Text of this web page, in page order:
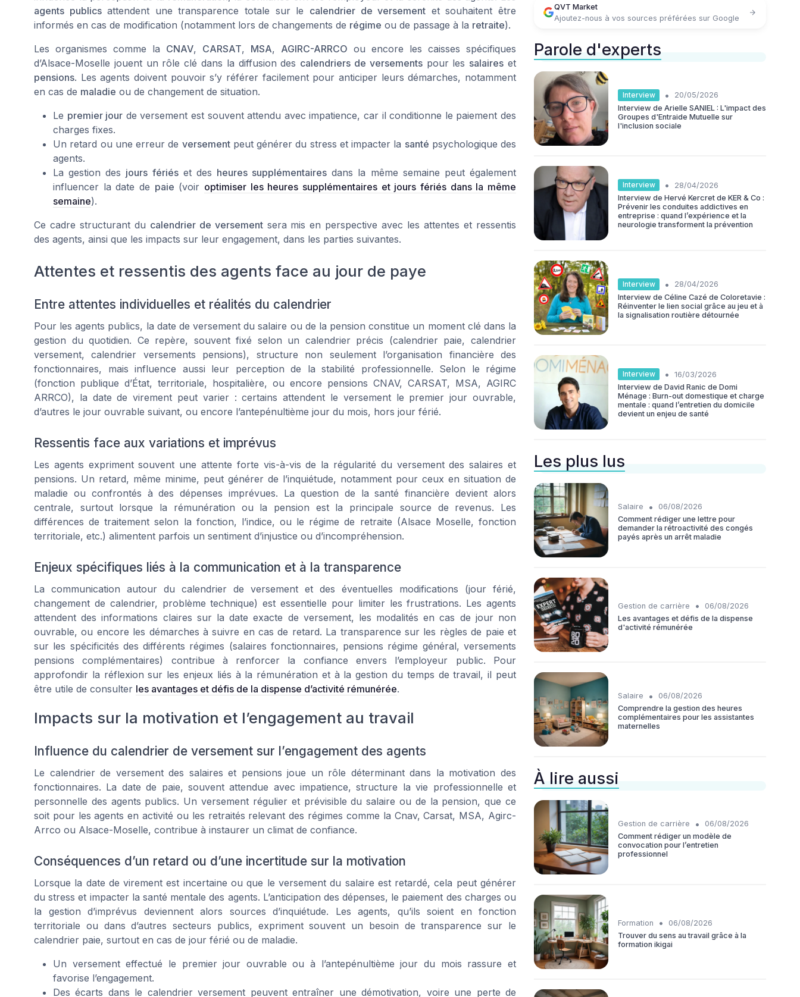
agents publicsattendent une transparence totale sur le calendrier de versement et souhaitent être
informés en cas de modification (notamment lors de changements de régime ou de passage à la retraite).
Les organismes comme la CNAV, CARSAT, MSA, AGIRC-ARRCO ou encore les caisses spécifiques
d’Alsace-Moselle jouent un rôle clé dans la diffusion des calendriers de versementspour les salaires et
pensions. Les agents doivent pouvoir s’y référer facilement pour anticiper leurs démarches, notamment
en cas de maladie ou de changement de situation.
Le premier jour de versement est souvent attendu avec impatience, car il conditionne le paiement des
charges fixes.
Un retard ou une erreur de versementpeut générer du stress et impacter la santé psychologique des
agents.
La gestion des jours fériéset des heures supplémentaires dans la même semaine peut également
influencer la date de paie (voir optimiser les heures supplémentaires et jours fériés dans la même
semaine).
Ce cadre structurant du calendrier de versementsera mis en perspective avec les attentes et ressentis
des agents, ainsi que les impacts sur leur engagement, dans les parties suivantes.
Attentes et ressentis des agents face au jour de paye
Entre attentes individuelles et réalités du calendrier
Pour les agents publics, la date de versement du salaire ou de la pension constitue un moment clé dans la
gestion du quotidien. Ce repère, souvent fixé selon un calendrier précis (calendrier paie, calendrier
versement, calendrier versements pensions), structure non seulement l’organisation financière des
fonctionnaires, mais influence aussi leur perception de la stabilité professionnelle. Selon le régime
(fonction publique d’État, territoriale, hospitalière, ou encore pensions CNAV, CARSAT, MSA, AGIRC
ARRCO), la date de virement peut varier : certains attendent le versement le premier jour ouvrable,
d’autres le jour ouvrable suivant, ou encore l’antepénultième jour du mois, hors jour férié.
Ressentis face aux variations et imprévus
Les agents expriment souvent une attente forte vis-à-vis de la régularité du versement des salaires et
pensions. Un retard, même minime, peut générer de l’inquiétude, notamment pour ceux en situation de
maladie ou confrontés à des dépenses imprévues. La question de la santé financière devient alors
centrale, surtout lorsque la rémunération ou la pension est la principale source de revenus. Les
différences de traitement selon la fonction, l’indice, ou le régime de retraite (Alsace Moselle, fonction
territoriale, etc.) alimentent parfois un sentiment d’injustice ou d’incompréhension.
Enjeux spécifiques liés à la communication et à la transparence
La communication autour du calendrier de versement et des éventuelles modifications (jour férié,
changement de calendrier, problème technique) est essentielle pour limiter les frustrations. Les agents
attendent des informations claires sur la date exacte de versement, les modalités en cas de jour non
ouvrable, ou encore les démarches à suivre en cas de retard. La transparence sur les règles de paie et
sur les spécificités des différents régimes (salaires fonctionnaires, pensions régime général, versements
pensions complémentaires) contribue à renforcer la confiance envers l’employeur public. Pour
approfondir la réflexion sur les enjeux liés à la rémunération et à la gestion du temps de travail, il peut
être utile de consulter les avantages et défis de la dispense d’activité rémunérée.
Impacts sur la motivation et l’engagement au travail
Influence du calendrier de versement sur l’engagement des agents
Le calendrier de versement des salaires et pensions joue un rôle déterminant dans la motivation des
fonctionnaires. La date de paie, souvent attendue avec impatience, structure la vie professionnelle et
personnelle des agents publics. Un versement régulier et prévisible du salaire ou de la pension, que ce
soit pour les agents en activité ou les retraités relevant des régimes comme la Cnav, Carsat, MSA, Agirc-
Arrco ou Alsace-Moselle, contribue à instaurer un climat de confiance.
Conséquences d’un retard ou d’une incertitude sur la motivation
Lorsque la date de virement est incertaine ou que le versement du salaire est retardé, cela peut générer
du stress et impacter la santé mentale des agents. L’anticipation des dépenses, le paiement des charges ou
la gestion d’imprévus deviennent alors sources d’inquiétude. Les agents, qu’ils soient en fonction
territoriale ou dans d’autres secteurs publics, expriment souvent un besoin de transparence sur le
calendrier paie, surtout en cas de jour férié ou de maladie.
Un versement effectué le premier jour ouvrable ou à l’antepénultième jour du mois rassure et
favorise l’engagement.
Des écarts dans le calendrier versement peuvent entraîner une démotivation, voire une perte de
QVT Market
Ajoutez-nous à vos sources préférées sur Google
Parole d'experts
Interview •
20/05/2026
Interview de Arielle SANIEL : L'impact des
Groupes d'Entraide Mutuelle sur
l'inclusion sociale
Interview •
28/04/2026
Interview de Hervé Kercret de KER & Co :
Prévenir les conduites addictives en
entreprise : quand l’expérience et la
neurologie transforment la prévention
Interview •
28/04/2026
Interview de Céline Cazé de Coloretavie :
Réinventer le lien social grâce au jeu et à
la signalisation routière détournée
Interview •
16/03/2026
Interview de David Ranic de Domi
Ménage : Burn-out domestique et charge
mentale : quand l’entretien du domicile
devient un enjeu de santé
Les plus lus
Salaire •
06/08/2026
Comment rédiger une lettre pour
demander la rétroactivité des congés
payés après un arrêt maladie
Gestion de carrière •
06/08/2026
Les avantages et défis de la dispense
d'activité rémunérée
Salaire •
06/08/2026
Comprendre la gestion des heures
complémentaires pour les assistantes
maternelles
À lire aussi
Gestion de carrière •
06/08/2026
Comment rédiger un modèle de
convocation pour l’entretien
professionnel
Formation •
06/08/2026
Trouver du sens au travail grâce à la
formation ikigai